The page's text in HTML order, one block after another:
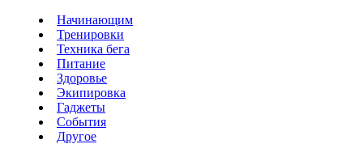
Начинающим
Тренировки
Техника бега
Питание
Здоровье
Экипировка
Гаджеты
События
Другое